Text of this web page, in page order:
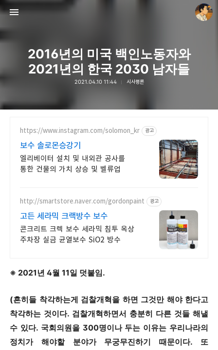
2016년의 미국 백인노동자와
2021년의 한국 2030 남자들
2021.04.10 11:44 시사평론
https://www.instagram.com/solomon_kr 광고
보수 솔로몬승강기
엘리베이터 설치 및 내외관 공사를
통한 건물의 가치 상승 및 벨류업
http://smartstore.naver.com/gordonpaint 광고
고든 세라믹 크랙방수 보수
콘크리트 크렉 보수 세라믹 침투 옥상
주차장 실금 균열보수 SiO2 방수
※ 2021년 4월 11일 덧붙임.
(흔히들 착각하는게 검찰개혁을 하면 그것만 해야 한다고
착각하는 것이다. 검찰개혁하면서 충분히 다른 것들 해낼
수 있다. 국회의원을 300명이나 두는 이유는 우리나라의
정치가 해야할 분야가 무궁무진하기 때문이다. 또
thebravepost.com